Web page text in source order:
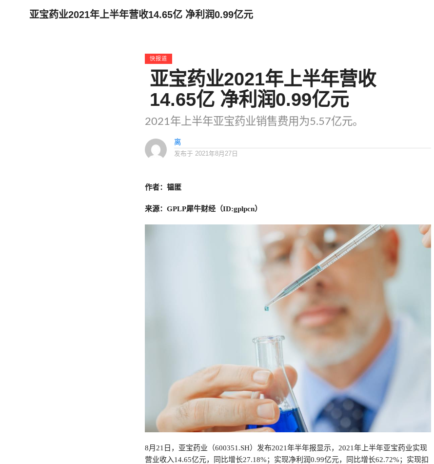
亚宝药业2021年上半年营收14.65亿 净利润0.99亿元
快报道
亚宝药业2021年上半年营收
14.65亿 净利润0.99亿元
2021年上半年亚宝药业销售费用为5.57亿元。
离
发布于 2021年8月27日
作者：韫匿
来源：GPLP犀牛财经（ID:gplpcn）
8月21日，亚宝药业（600351.SH）发布2021年半年报显示，2021年上半年亚宝药业实现
营业收入14.65亿元，同比增长27.18%；实现净利润0.99亿元，同比增长62.72%；实现扣